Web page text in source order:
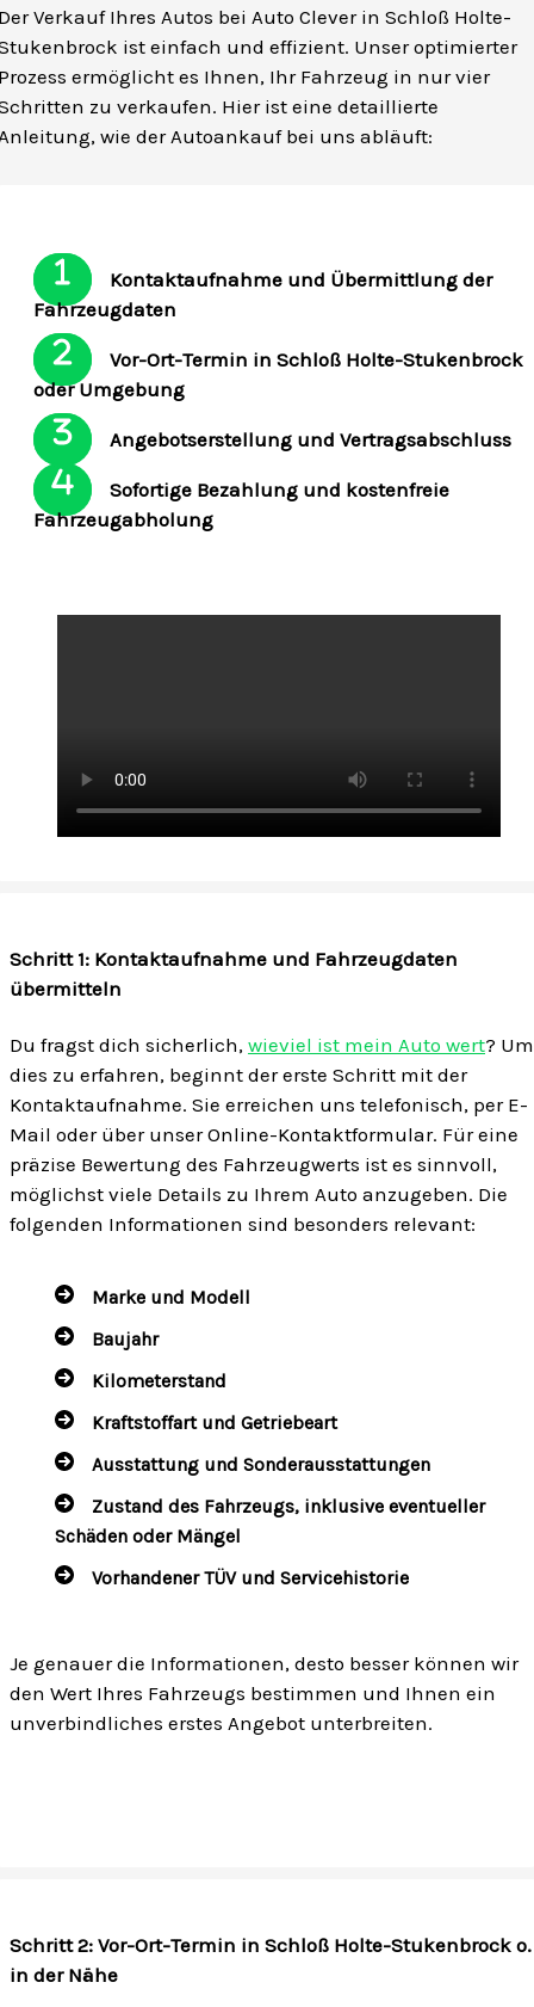
Verkauf Ihres Autos bei Auto Clever in Schloß Holte-
ist einfach und effizient. Unser optimierter
ermöglicht es Ihnen, Ihr Fahrzeug in nur vier
zu verkaufen. Hier ist eine detaillierte
wie der Autoankauf bei uns abläuft:
Kontaktaufnahme und Übermittlung der
Fahrzeugdaten
Vor-Ort-Termin in Schloß Holte-Stukenbrock
oder Umgebung
Angebotserstellung und Vertragsabschluss
Sofortige Bezahlung und kostenfreie
Fahrzeugabholung
Schritt 1: Kontaktaufnahme und Fahrzeugdaten
übermitteln
Du fragst dich sicherlich, wieviel ist mein Auto wert? Um
dies zu erfahren, beginnt der erste Schritt mit der
Kontaktaufnahme. Sie erreichen uns telefonisch, per E-
Mail oder über unser Online-Kontaktformular. Für eine
präzise Bewertung des Fahrzeugwerts ist es sinnvoll,
möglichst viele Details zu Ihrem Auto anzugeben. Die
folgenden Informationen sind besonders relevant:
Marke und Modell
Baujahr
Kilometerstand
Kraftstoffart und Getriebeart
Ausstattung und Sonderausstattungen
Zustand des Fahrzeugs, inklusive eventueller
Schäden oder Mängel
Vorhandener TÜV und Servicehistorie
Je genauer die Informationen, desto besser können wir
den Wert Ihres Fahrzeugs bestimmen und Ihnen ein
unverbindliches erstes Angebot unterbreiten.
Schritt 2: Vor-Ort-Termin in Schloß Holte-Stukenbrock o.
in der Nähe